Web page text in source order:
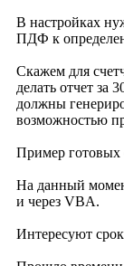
В настройках
ПДФ к
Скажем для
делать отчет за
должны
возможностью
Пример готовых
На данный
и через VBA.
Интересуют